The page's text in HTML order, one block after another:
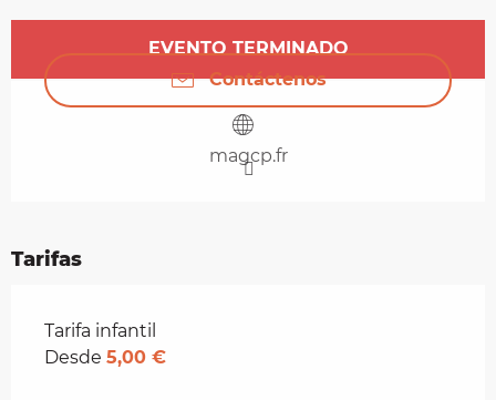
Horarios y datos de contacto
EVENTO TERMINADO
Contáctenos
magcp.fr
Tarifas
Tarifas 2026
Tarifa infantil
Desde 5,00 €